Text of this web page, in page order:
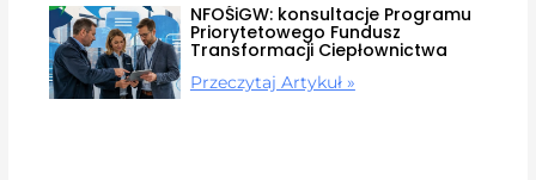
NFOŚiGW: konsultacje Programu
Priorytetowego Fundusz
Transformacji Ciepłownictwa
Przeczytaj Artykuł »